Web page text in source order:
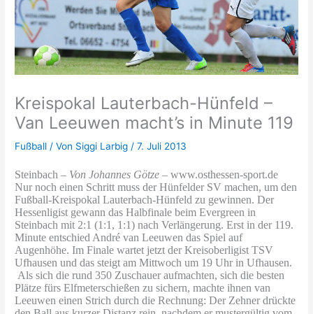
Kreispokal Lauterbach-Hünfeld –
Van Leeuwen macht’s in Minute 119
Fußball / Von Siggi Larbig/7. Juli 2013
Steinbach – Von Johannes Götze – www.osthessen-sport.de
Nur noch einen Schritt muss der Hünfelder SV machen, um den
Fußball-Kreispokal Lauterbach-Hünfeld zu gewinnen. Der
Hessenligist gewann das Halbfinale beim Evergreen in
Steinbach mit 2:1 (1:1, 1:1) nach Verlängerung. Erst in der 119.
Minute entschied André van Leeuwen das Spiel auf
Augenhöhe. Im Finale wartet jetzt der Kreisoberligist TSV
Ufhausen und das steigt am Mittwoch um 19 Uhr in Ufhausen.
Als sich die rund 350 Zuschauer aufmachten, sich die besten
Plätze fürs Elfmeterschießen zu sichern, machte ihnen van
Leeuwen einen Strich durch die Rechnung: Der Zehner drückte